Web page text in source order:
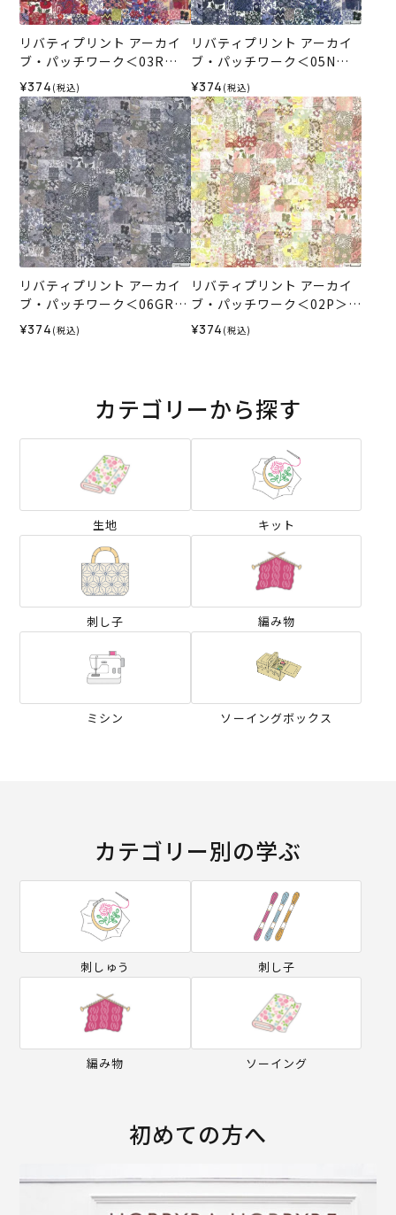
リバティプリント アーカイ
ブ・パッチワーク＜03R＞
生地 （ホビーラホビーレオ
リジナル）2026ES
¥374 (税込)
リバティプリント アーカイ
ブ・パッチワーク＜05N＞
生地 （ホビーラホビーレオ
リジナル）2026ES
¥374 (税込)
リバティプリント アーカイ
ブ・パッチワーク＜06GR＞
生地 （ホビーラホビーレオ
リジナル）2026ES
¥374 (税込)
リバティプリント アーカイ
ブ・パッチワーク＜02P＞生
地 （ホビーラホビーレオリ
ジナル）2025ES
¥374 (税込)
カテゴリーから探す
生地 キット
刺し子 編み物
ミシン ソーイングボックス
カテゴリー別の学ぶ
刺しゅう 刺し子
編み物 ソーイング
初めての方へ